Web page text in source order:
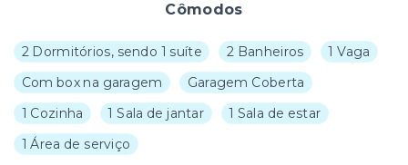
Cômodos
2 Dormitórios, sendo 1 suíte 2 Banheiros
1 Vaga
Com box na garagem
Garagem Coberta
1 Cozinha
1 Sala de jantar
1 Sala de estar
1 Área de serviço